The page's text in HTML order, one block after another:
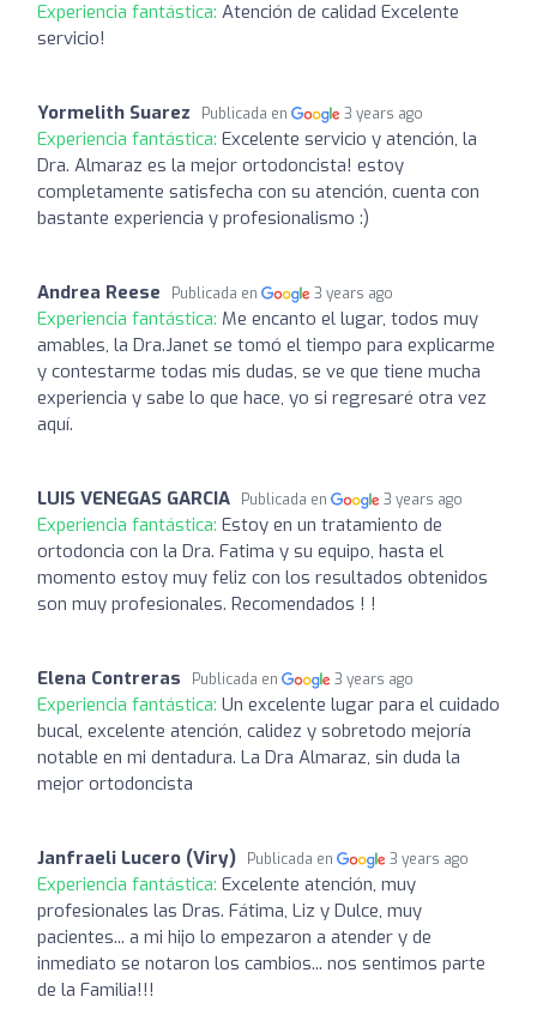
Experiencia fantástica: Atención de calidad Excelente
servicio!
Yormelith Suarez Publicada en 3 years ago
Experiencia fantástica: Excelente servicio y atención, la
Dra. Almaraz es la mejor ortodoncista! estoy
completamente satisfecha con su atención, cuenta con
bastante experiencia y profesionalismo :)
Andrea Reese Publicada en 3 years ago
Experiencia fantástica: Me encanto el lugar, todos muy
amables, la Dra.Janet se tomó el tiempo para explicarme
y contestarme todas mis dudas, se ve que tiene mucha
experiencia y sabe lo que hace, yo si regresaré otra vez
aquí.
LUIS VENEGAS GARCIA Publicada en 3 years ago
Experiencia fantástica: Estoy en un tratamiento de
ortodoncia con la Dra. Fatima y su equipo, hasta el
momento estoy muy feliz con los resultados obtenidos
son muy profesionales. Recomendados ! !
Elena Contreras Publicada en 3 years ago
Experiencia fantástica: Un excelente lugar para el cuidado
bucal, excelente atención, calidez y sobretodo mejoría
notable en mi dentadura. La Dra Almaraz, sin duda la
mejor ortodoncista
Janfraeli Lucero (Viry) Publicada en 3 years ago
Experiencia fantástica: Excelente atención, muy
profesionales las Dras. Fátima, Liz y Dulce, muy
pacientes... a mi hijo lo empezaron a atender y de
inmediato se notaron los cambios... nos sentimos parte
de la Familia!!!